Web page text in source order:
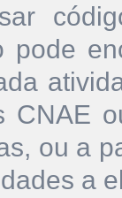
pode
CNAE
ou a
a